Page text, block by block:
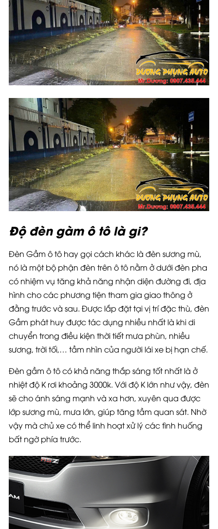
Độ đèn gầm ô tô là gi?
Đèn Gầm ô tô hay gọi cách khác là đèn sương mù,
nó là một bộ phận đèn trên ô tô nằm ở dưới đèn pha
có nhiệm vụ tăng khả năng nhận diện đường đi, địa
hình cho các phương tiện tham gia giao thông ở
đằng trước và sau. Được lắp đặt tại vị trí đặc thù, đèn
Gầm phát huy được tác dụng nhiều nhất là khi di
chuyển trong điều kiện thời tiết mưa phùn, nhiều
sương, trời tối,… tầm nhìn của người lái xe bị hạn chế.
Đèn gầm ô tô có khả năng thắp sáng tốt nhất là ở
nhiệt độ K rơi khoảng 3000k. Với độ K lớn như vậy, đèn
sẽ cho ánh sáng mạnh và xa hơn, xuyên qua được
lớp sương mù, mưa lớn, giúp tăng tầm quan sát. Nhờ
vậy mà chủ xe có thể linh hoạt xử lý các tình huống
bất ngờ phía trước.